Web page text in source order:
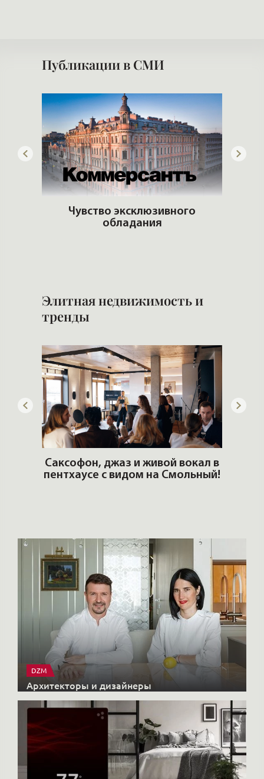
Публикации в СМИ
Чувство эксклюзивного
обладания
Элитная недвижимость и
тренды
Саксофон, джаз и живой вокал в
пентхаусе с видом на Смольный!
DZM
Архитекторы и дизайнеры